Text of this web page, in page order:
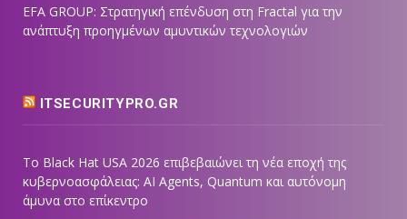
EFA GROUP: Στρατηγική επένδυση στη Fractal για την
ανάπτυξη προηγμένων αμυντικών τεχνολογιών
ITSECURITYPRO.GR
Το Black Hat USA 2026 επιβεβαιώνει τη νέα εποχή της
κυβερνοασφάλειας: AI Agents, Quantum και αυτόνομη
άμυνα στο επίκεντρο